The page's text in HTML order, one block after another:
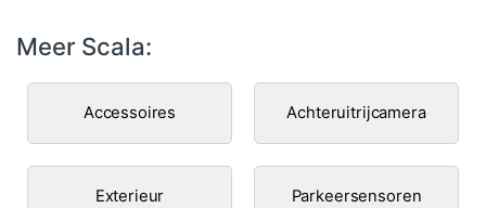
Meer Scala:
Accessoires Achteruitrijcamera
Exterieur Parkeersensoren